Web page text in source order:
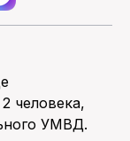
человека,
УМВД.